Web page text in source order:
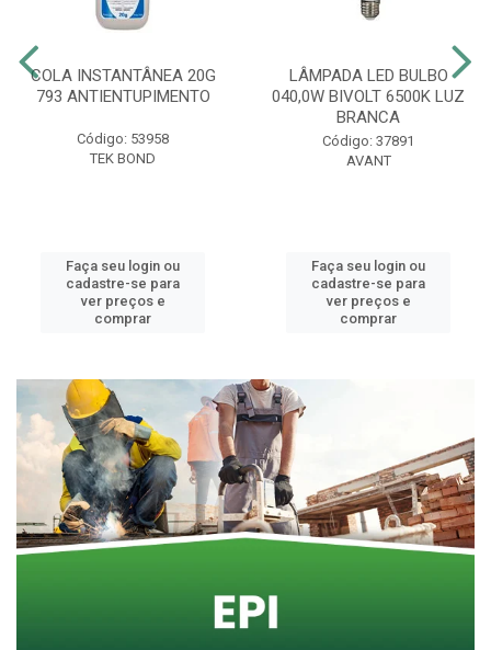
COLA INSTANTÂNEA 20G
793 ANTIENTUPIMENTO
Código: 53958
TEK BOND
Faça seu login ou
cadastre-se para
ver preços e
comprar
LÂMPADA LED BULBO
040,0W BIVOLT 6500K LUZ
BRANCA
Código: 37891
AVANT
Faça seu login ou
cadastre-se para
ver preços e
comprar